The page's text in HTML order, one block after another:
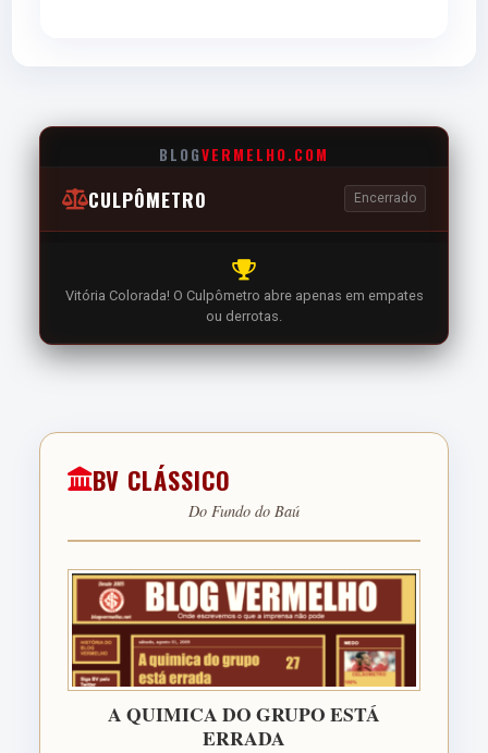
BLOGVERMELHO.COM
CULPÔMETRO Encerrado
Vitória Colorada! O Culpômetro abre apenas em empates
ou derrotas.
BV CLÁSSICO
Do Fundo do Baú
A QUIMICA DO GRUPO ESTÁ
ERRADA